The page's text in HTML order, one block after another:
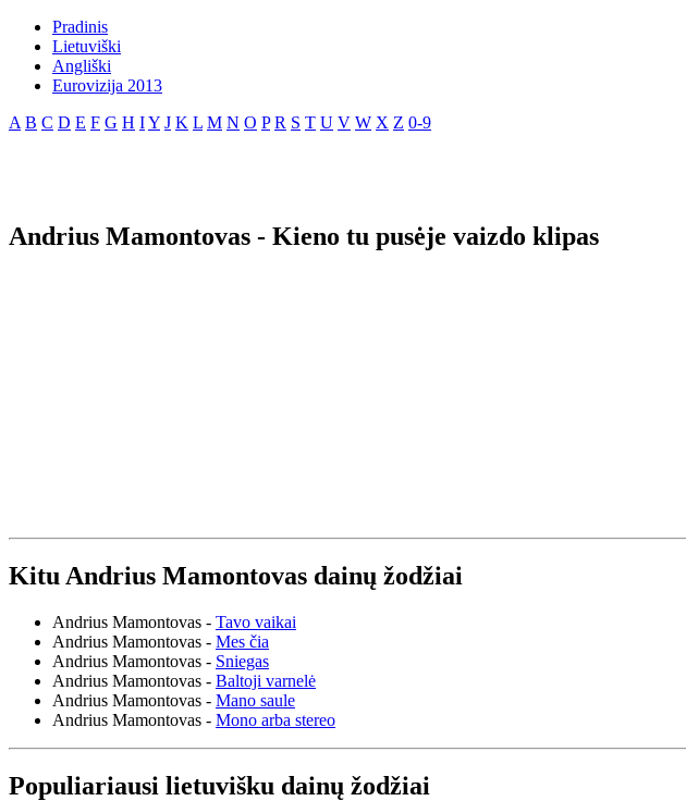
Pradinis
Lietuviški
Angliški
Eurovizija 2013
A B C D E F G H IY J K L M N O P R S T U V W X Z 0-9
Andrius Mamontovas - Kieno tu pusėje vaizdo klipas
Kitu Andrius Mamontovas dainų žodžiai
Andrius Mamontovas - Tavo vaikai
Andrius Mamontovas - Mes čia
Andrius Mamontovas - Sniegas
Andrius Mamontovas - Baltoji varnelė
Andrius Mamontovas - Mano saule
Andrius Mamontovas - Mono arba stereo
Populiariausi lietuvišku dainų žodžiai